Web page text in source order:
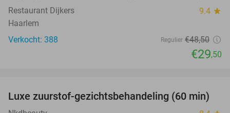
Restaurant Dijkers 9.4 star
Haarlem
Verkocht: 388
Regulier €48,50
€29,50
59%
TODAY
Luxe zuurstof-gezichtsbehandeling (60 min)